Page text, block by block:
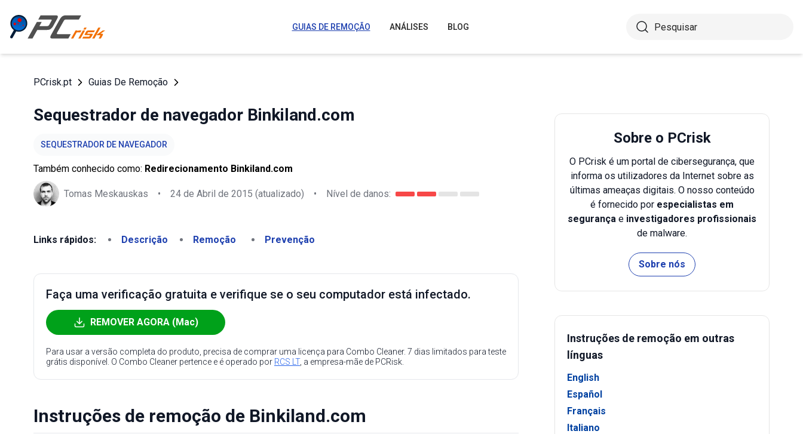
GUIAS DE REMOÇÃO ANÁLISES BLOG
PCrisk.pt Guias De Remoção
Sequestrador de navegador Binkiland.com
SEQUESTRADOR DE NAVEGADOR
Também conhecido como: Redirecionamento Binkiland.com
Tomas Meskauskas • 24 de Abril de 2015 (atualizado) • Nível de danos:
Links rápidos: Descrição Remoção Prevenção
Faça uma verificação gratuita e verifique se o seu computador está infectado.
REMOVER AGORA (Mac)
Para usar a versão completa do produto, precisa de comprar uma licença para Combo Cleaner. 7 dias limitados para teste
grátis disponível. O Combo Cleaner pertence e é operado por RCS LT, a empresa-mãe de PCRisk.
Instruções de remoção de Binkiland.com
Sobre o PCrisk
O PCrisk é um portal de cibersegurança, que
informa os utilizadores da Internet sobre as
últimas ameaças digitais. O nosso conteúdo
é fornecido por especialistas em
segurança e investigadores profissionais
de malware.
Sobre nós
Instruções de remoção em outras
línguas
English
Español
Français
Italiano